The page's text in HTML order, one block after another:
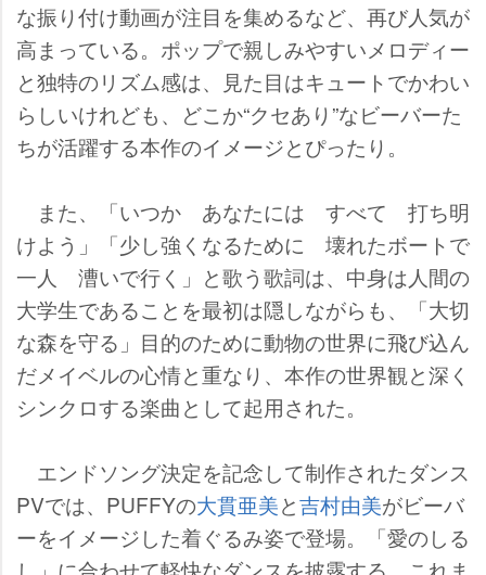
な振り付け動画が注目を集めるなど、再び人気が
高まっている。ポップで親しみやすいメロディー
と独特のリズム感は、見た目はキュートでかわい
らしいけれども、どこか“クセあり”なビーバーた
ちが活躍する本作のイメージとぴったり。
また、「いつか あなたには すべて 打ち明
けよう」「少し強くなるために 壊れたボートで
一人 漕いで行く」と歌う歌詞は、中身は人間の
大学生であることを最初は隠しながらも、「大切
な森を守る」目的のために動物の世界に飛び込ん
だメイベルの心情と重なり、本作の世界観と深く
シンクロする楽曲として起用された。
エンドソング決定を記念して制作されたダンス
PVでは、PUFFYの大貫亜美と吉村由美がビーバ
ーをイメージした着ぐるみ姿で登場。「愛のしる